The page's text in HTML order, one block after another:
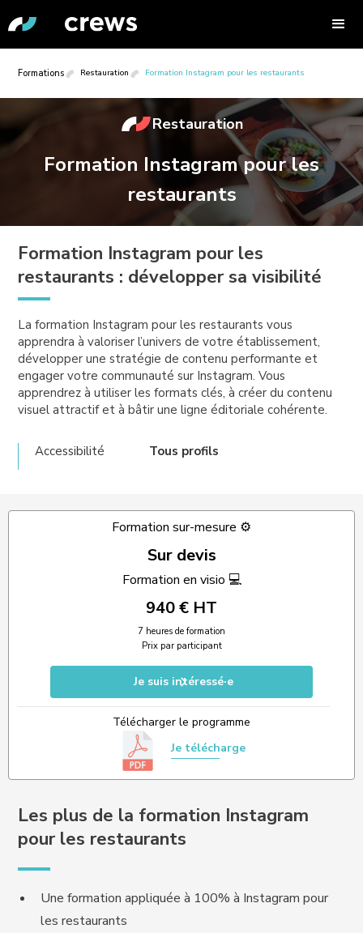
Formations Restauration Formation Instagram pour les restaurants
Restauration
Formation Instagram pour les
restaurants
Formation Instagram pour les
restaurants : développer sa visibilité
La formation Instagram pour les restaurants vous
apprendra à valoriser l’univers de votre établissement,
développer une stratégie de contenu performante et
engager votre communauté sur Instagram. Vous
apprendrez à utiliser les formats clés, à créer du contenu
visuel attractif et à bâtir une ligne éditoriale cohérente.
Accessibilité Tous profils
Formation sur-mesure ⚙️
Sur devis
Formation en visio 💻
940 € HT
7 heures de formation
Prix par participant
Je suis intéressé·e
Télécharger le programme
Je télécharge
Les plus de la formation Instagram
pour les restaurants
Une formation appliquée à 100% à Instagram pour
les restaurants